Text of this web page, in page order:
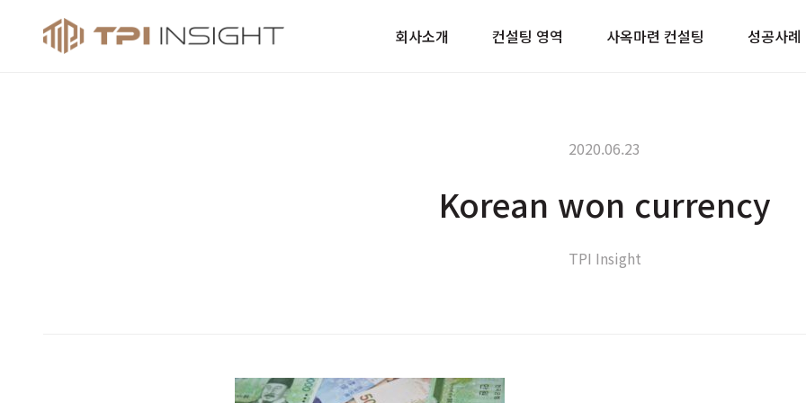
티피아이 인사이트회사소개 컨설팅 영역 사옥마련 컨설팅 성공사례
2020.06.23
Korean won currency
TPI Insight